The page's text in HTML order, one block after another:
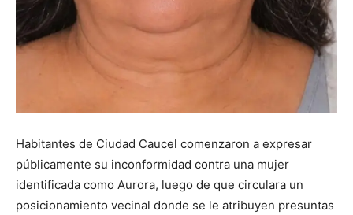
Habitantes de Ciudad Caucel comenzaron a expresar
públicamente su inconformidad contra una mujer
identificada como Aurora, luego de que circulara un
posicionamiento vecinal donde se le atribuyen presuntas